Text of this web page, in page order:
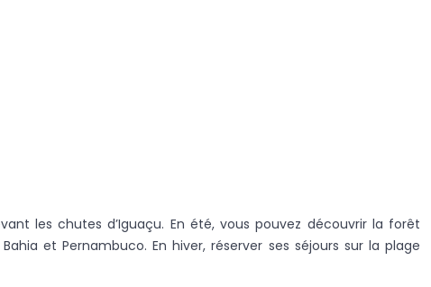
les chutes d’Iguaçu. En été, vous pouvez découvrir la forêt
et Pernambuco. En hiver, réserver ses séjours sur la plage